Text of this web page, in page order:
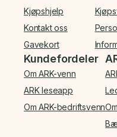
Kjøpshjelp
Kontakt oss
Gavekort
Kundefordeler
Om ARK-venn
ARK leseapp
Om ARK-bedriftsvenn